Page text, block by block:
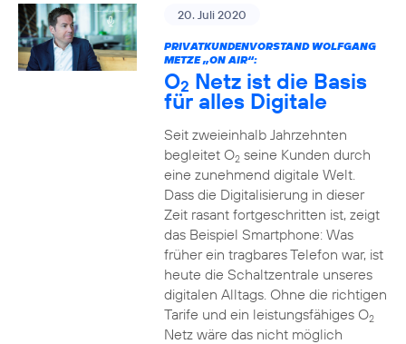
20. Juli 2020
PRIVATKUNDENVORSTAND WOLFGANG
METZE „ON AIR“:
O2 Netz ist die Basis
für alles Digitale
Seit zweieinhalb Jahrzehnten
begleitet O2seine Kunden durch
eine zunehmend digitale Welt.
Dass die Digitalisierung in dieser
Zeit rasant fortgeschritten ist, zeigt
das Beispiel Smartphone: Was
früher ein tragbares Telefon war, ist
heute die Schaltzentrale unseres
digitalen Alltags. Ohne die richtigen
Tarife und ein leistungsfähiges O2
Netz wäre das nicht möglich